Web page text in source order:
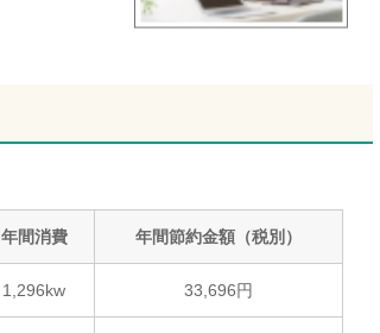
年間消費 年間節約金額（税別）
1,296kw 33,696円